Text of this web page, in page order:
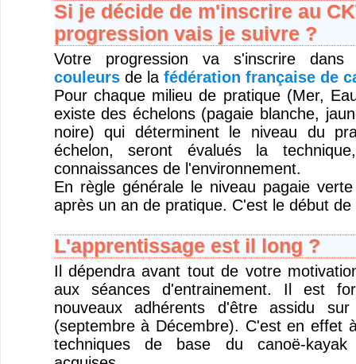
Si je décide de m'inscrire au
progression vais je suivre ?
Votre progression va s'inscrire
couleursde la fédération française de
Pour chaque milieu de pratique (Mer,
existe des échelons (pagaie blanche,
noire) qui déterminent le niveau du
échelon, seront évalués la
connaissances de l'environnement.
En règle générale le niveau pagaie
après un an de pratique. C'est le début de
L'apprentissage est il long ?
Il dépendra avant tout de votre
aux séances d'entrainement. Il est
nouveaux adhérents d'être assidu
(septembre à Décembre). C'est en effet
techniques de base du canoë-